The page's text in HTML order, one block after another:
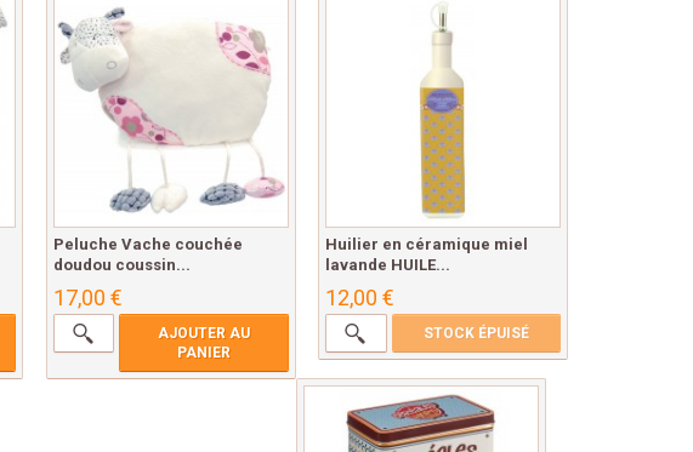
Peluche Vache couchée
doudou coussin...
17,00 €
AJOUTER AU
PANIER
Huilier en céramique miel
lavande HUILE...
12,00 €
STOCK ÉPUISÉ